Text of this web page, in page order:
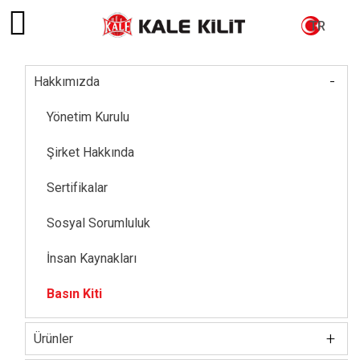
TR
Main
navigation
-
Hakkımızda
Yönetim Kurulu
Şirket Hakkında
Sertifikalar
Sosyal Sorumluluk
İnsan Kaynakları
Basın Kiti
+
Ürünler